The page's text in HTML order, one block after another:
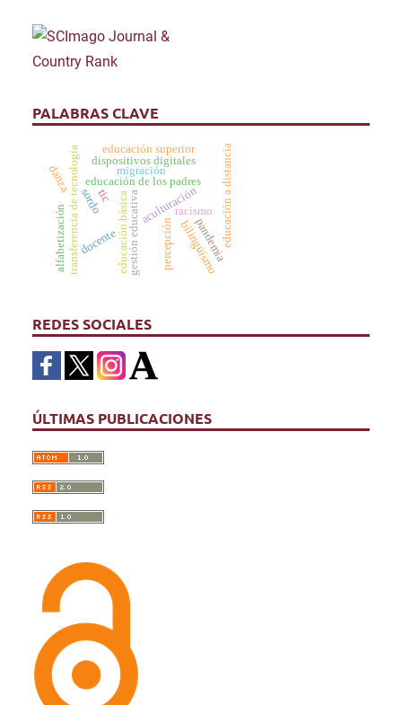
PALABRAS CLAVE
educación de los padres
tic
transferencia de tecnología gestión educativa
migración
aculturación
racismo
educación básica educación a distancia
percepción
dispositivos digitales
educación superior
docente
sordo
bilingüismo
alfabetización
danza
pandemia
REDES SOCIALES
ÚLTIMAS PUBLICACIONES